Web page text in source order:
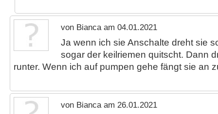
von Bianca am 04.01.2021
Ja wenn ich sie Anschalte dreht sie
sogar der keilriemen quitscht. Dann
runter. Wenn ich auf pumpen gehe fängt sie an
von Bianca am 26.01.2021